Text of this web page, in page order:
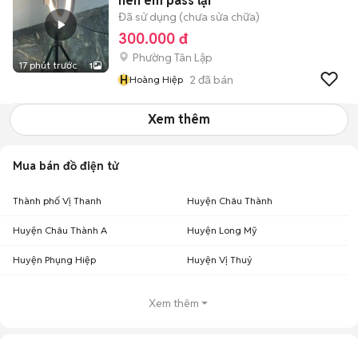
17 phút trước 1
Đã sử dụng (chưa sửa chữa)
300.000 đ
Phường Tân Lập
HHoàng Hiệp 2 đã bán
Xem thêm
Mua bán đồ điện tử
Thành phố Vị Thanh Huyện Châu Thành
Huyện Châu Thành A Huyện Long Mỹ
Huyện Phụng Hiệp Huyện Vị Thuỷ
Xem thêm